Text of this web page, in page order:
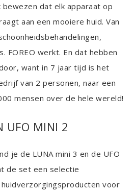
dat elk apparaat op
aan een mooiere huid. Van
FOREO werkt. En dat hebben
want in 7 jaar tijd is het
van 2 personen, naar een
mensen over de hele wereld!
UFO MINI 2
je de LUNA mini 3 en de UFO
de set een selectie
huidverzorgingsproducten voor